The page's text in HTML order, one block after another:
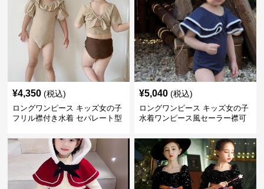
¥4,350 (税込)
ロングワンピース キッズ女の子
フリル襟付き水着 セパレート型
¥5,040 (税込)
ロングワンピース キッズ女の子
水着ワンピース風セーラー襟可